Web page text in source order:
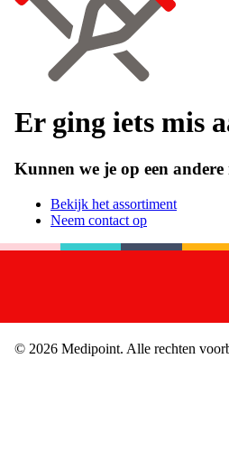
Er ging iets mis
Kunnen we je op een
Bekijk het assortiment
Neem contact op
© 2026 Medipoint. Alle rechten